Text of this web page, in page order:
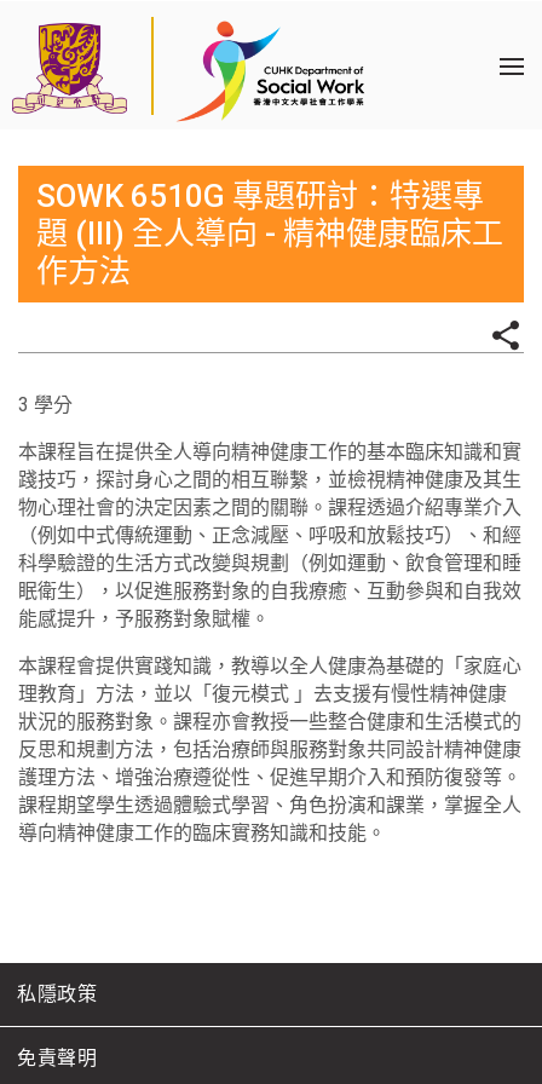
SOWK 6510G 專題研討：特選專
題 (III) 全人導向 - 精神健康臨床工
作方法
3 學分
本課程旨在提供全人導向精神健康工作的基本臨床知識和實
踐技巧，探討身心之間的相互聯繫，並檢視精神健康及其生
物心理社會的決定因素之間的關聯。課程透過介紹專業介入
（例如中式傳統運動、正念減壓、呼吸和放鬆技巧）、和經
科學驗證的生活方式改變與規劃（例如運動、飲食管理和睡
眠衛生），以促進服務對象的自我療癒、互動參與和自我效
能感提升，予服務對象賦權。
本課程會提供實踐知識，教導以全人健康為基礎的「家庭心
理教育」方法，並以「復元模式 」去支援有慢性精神健康
狀況的服務對象。課程亦會教授一些整合健康和生活模式的
反思和規劃方法，包括治療師與服務對象共同設計精神健康
護理方法、增強治療遵從性、促進早期介入和預防復發等。
課程期望學生透過體驗式學習、角色扮演和課業，掌握全人
導向精神健康工作的臨床實務知識和技能。
私隱政策
免責聲明